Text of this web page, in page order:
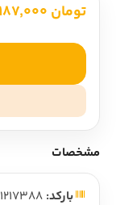
تومان 187,000
مشخصات
بارکد: